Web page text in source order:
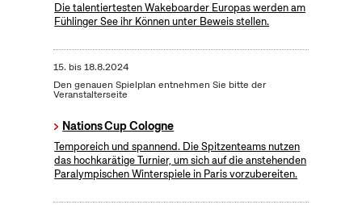
Die talentiertesten Wakeboarder Europas werden am
Fühlinger See ihr Können unter Beweis stellen.
15. bis18.8.2024
Den genauen Spielplan entnehmen Sie bitte der
Veranstalterseite
Nations Cup Cologne
Temporeich und spannend. Die Spitzenteams nutzen
das hochkarätige Turnier, um sich auf die anstehenden
Paralympischen Winterspiele in Paris vorzubereiten.